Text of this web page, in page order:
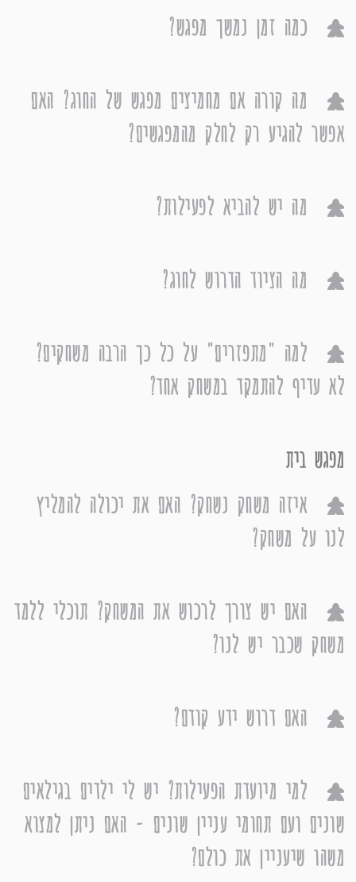
כמה זמן נמשך מפגש?
מה קורה אם מחמיצים מפגש של החוג? האם
אפשר להגיע רק לחלק מהמפגשים?
מה יש להביא לפעילות?
מה הציוד הדרוש לחוג?
למה "מתפזרים" על כל כך הרבה משחקים?
לא עדיף להתמקד במשחק אחד?
מפגש בית
איזה משחק נשחק? האם את יכולה להמליץ
לנו על משחק?
האם יש צורך לרכוש את המשחק? תוכלי ללמד
משחק שכבר יש לנו?
האם דרוש ידע קודם?
למי מיועדת הפעילות? יש לי ילדים בגילאים
שונים ועם תחומי עניין שונים - האם ניתן למצוא
משהו שיעניין את כולם?